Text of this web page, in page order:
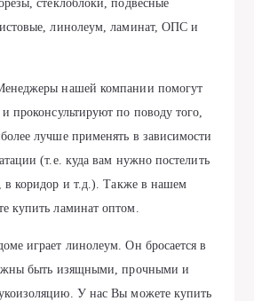
стеклоблоки, подвесные
линолеум, ламинат, ОПС и
нашей компании помогут
проконсультируют по поводу того,
лучше применять в зависимости
(т.е. куда вам нужно постелить
в коридор и т.д.). Также в нашем
купить ламинат оптом.
играет линолеум. Он бросается в
быть изящными, прочными и
У нас Вы можете купить